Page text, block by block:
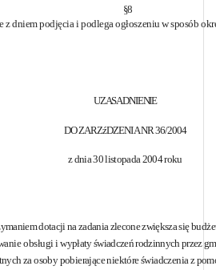
§8
z dniem podjęcia i podlega ogłoszeniu w sposób
UZASADNIENIE
DO ZARZźDZENIA NR 36/2004
z dnia 30 listopada 2004 roku
dotacji na zadania zlecone zwiększa się
obsługi iwypłaty świadczeń rodzinnych przez
za osoby pobierające niektóre świadczenia z